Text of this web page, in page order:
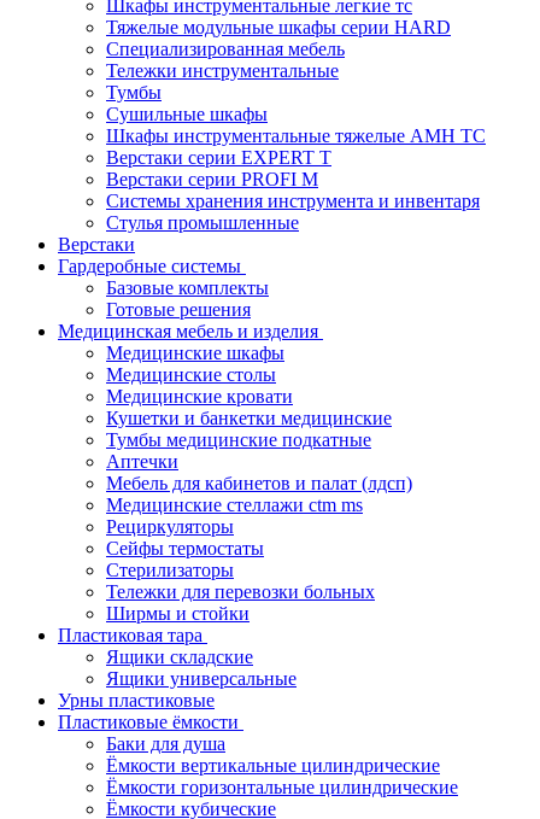
Шкафы инструментальные легкие тс
Тяжелые модульные шкафы серии HARD
Cпециализированная мебель
Тележки инструментальные
Тумбы
Cушильные шкафы
Шкафы инструментальные тяжелые AMH TC
Верстаки серии EXPERT T
Верстаки серии PROFI M
Системы хранения инструмента и инвентаря
Стулья промышленные
Верстаки
Гардеробные системы
Базовые комплекты
Готовые решения
Медицинская мебель и изделия
Медицинские шкафы
Медицинские столы
Медицинские кровати
Кушетки и банкетки медицинские
Тумбы медицинские подкатные
Аптечки
Мебель для кабинетов и палат (лдсп)
Медицинские стеллажи ctm ms
Рециркуляторы
Сейфы термостаты
Стерилизаторы
Тележки для перевозки больных
Ширмы и стойки
Пластиковая тара
Ящики складские
Ящики универсальные
Урны пластиковые
Пластиковые ёмкости
Баки для душа
Ёмкости вертикальные цилиндрические
Ёмкости горизонтальные цилиндрические
Ёмкости кубические